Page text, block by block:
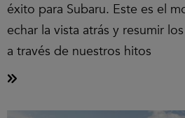
éxito para Subaru. Este es el
echar la vista atrás y resumir
a través de nuestros hitos